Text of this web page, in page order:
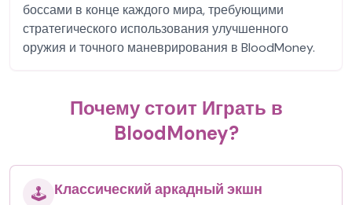
боссами в конце каждого мира, требующими
стратегического использования улучшенного
оружия и точного маневрирования в BloodMoney.
Почему стоит Играть в
BloodMoney?
🕹️ Классический аркадный экшн